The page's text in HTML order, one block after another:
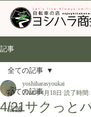
記事
全ての記事
店舗
全ての記事
4/21サクっと
yoshiharasyoukai
2018年4月18日 読了時間: